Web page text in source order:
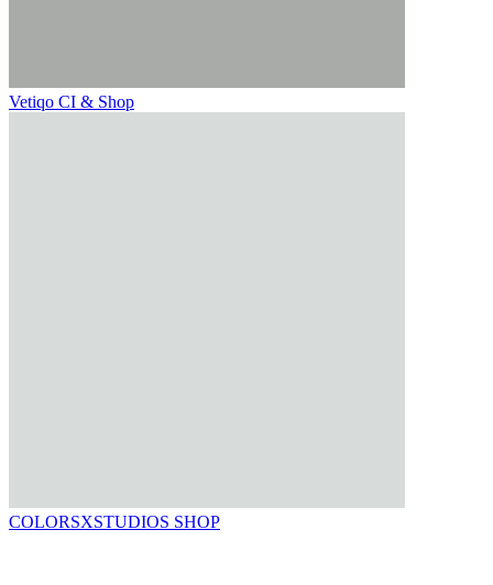
Vetiqo CI & Shop
COLORSXSTUDIOS SHOP